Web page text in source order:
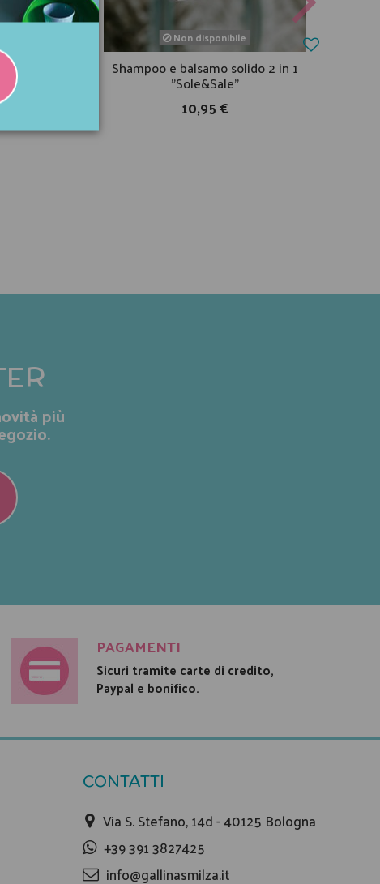
al
Non disponibile
Shampoo e balsamo solido 2 in 1
"Sole&Sale"
10,95 €
più
PAGAMENTI
Sicuri tramite carte di credito,
Paypal e bonifico.
CONTATTI
Via S. Stefano, 14d - 40125 Bologna
+39 391 3827425
info@gallinasmilza.it